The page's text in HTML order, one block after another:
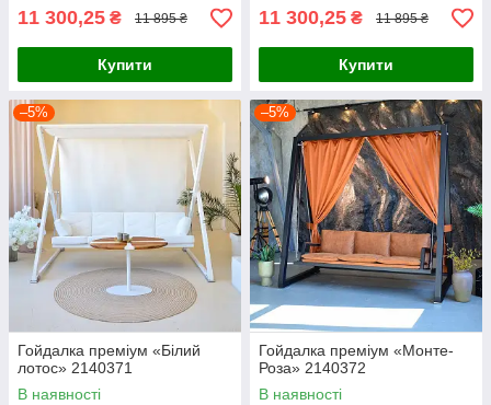
11 300,25 ₴ 11 895 ₴
Купити
11 300,25 ₴ 11 895 ₴
Купити
–5%
Гойдалка преміум «Білий
лотос» 2140371
В наявності
–5%
Гойдалка преміум «Монте-
Роза» 2140372
В наявності